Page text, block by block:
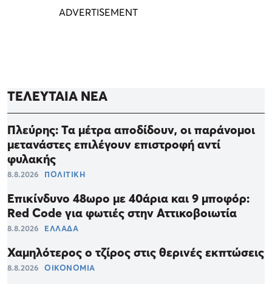
ΤΕΛΕΥΤΑΙΑ ΝΕΑ
Πλεύρης: Τα μέτρα αποδίδουν, οι παράνομοι
μετανάστες επιλέγουν επιστροφή αντί
φυλακής
8.8.2026 ΠΟΛΙΤΙΚΗ
Επικίνδυνο 48ωρο με 40άρια και 9 μποφόρ:
Red Code για φωτιές στην Αττικοβοιωτία
8.8.2026 ΕΛΛΑΔΑ
Χαμηλότερος ο τζίρος στις θερινές εκπτώσεις
8.8.2026 ΟΙΚΟΝΟΜΙΑ